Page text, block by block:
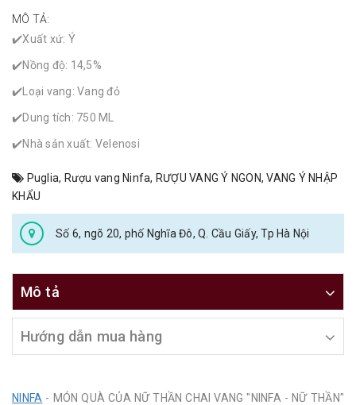
MÔ TẢ:
✔️Xuất xứ: Ý
✔️Nồng độ: 14,5%
✔️Loại vang: Vang đỏ
✔️Dung tích: 750 ML
✔️Nhà sản xuất: Velenosi
Puglia, Rượu vang Ninfa, RƯỢU VANG Ý NGON,VANG Ý NHẬP
KHẨU
Số 6, ngõ 20, phố Nghĩa Đô, Q. Cầu Giấy, Tp Hà Nội
Mô tả
Hướng dẫn mua hàng
NINFA - MÓN QUÀ CỦA NỮ THẦN CHAI VANG "NINFA - NỮ THẦN"